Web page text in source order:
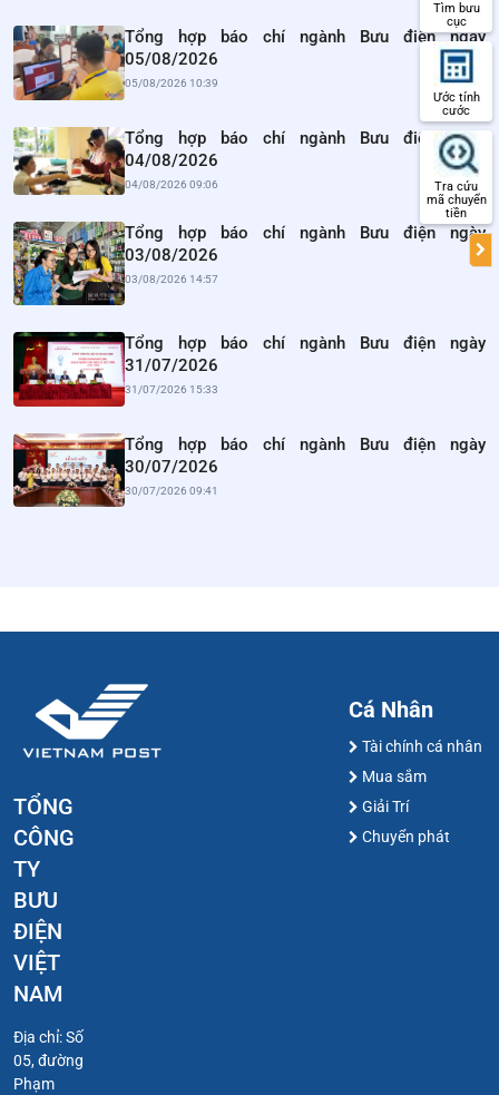
Tổng hợp báo chí ngành Bưu điện ngày
05/08/2026
05/08/2026 10:39
Tổng hợp báo chí ngành Bưu điện ngày
04/08/2026
04/08/2026 09:06
Tổng hợp báo chí ngành Bưu điện ngày
03/08/2026
03/08/2026 14:57
Tổng hợp báo chí ngành Bưu điện ngày
31/07/2026
31/07/2026 15:33
Tổng hợp báo chí ngành Bưu điện ngày
30/07/2026
30/07/2026 09:41
TỔNG
CÔNG
TY
BƯU
ĐIỆN
VIỆT
NAM
Địa chỉ: Số
05, đường
Phạm
Cá Nhân
Tài chính cá nhân
Mua sắm
Giải Trí
Chuyển phát
Tìm bưu
cục
Ước tính
cước
Tra cứu
mã chuyển
tiền